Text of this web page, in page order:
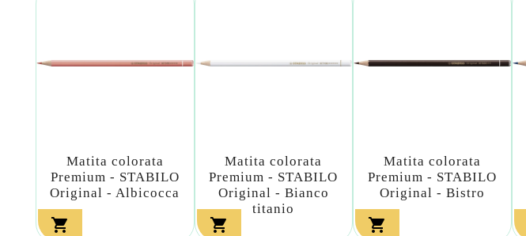
Matita colorata
Premium - STABILO
Original - Albicocca

Matita colorata
Premium - STABILO
Original - Bianco
titanio

Matita colorata
Premium - STABILO
Original - Bistro
